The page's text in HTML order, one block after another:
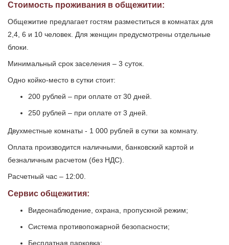
Стоимость проживания в общежитии:
Общежитие предлагает гостям разместиться в комнатах для
2,4, 6 и 10 человек. Для женщин предусмотрены отдельные
блоки.
Минимальный срок заселения – 3 суток.
Одно койко-место в сутки стоит:
200 рублей – при оплате от 30 дней.
250 рублей – при оплате от 3 дней.
Двухместные комнаты - 1 000 рублей в сутки за комнату.
Оплата производится наличными, банковский картой и
безналичным расчетом (без НДС).
Расчетный час – 12:00.
Сервис общежития:
Видеонаблюдение, охрана, пропускной режим;
Система противопожарной безопасности;
Бесплатная парковка;